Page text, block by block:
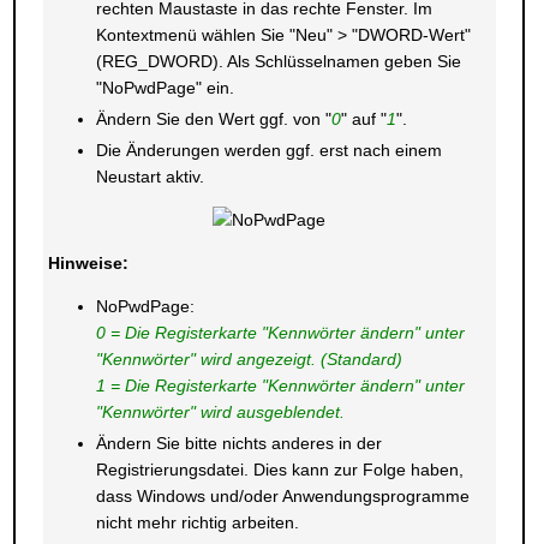
rechten Maustaste in das rechte Fenster. Im
Kontextmenü wählen Sie "Neu" > "DWORD-Wert"
(REG_DWORD). Als Schlüsselnamen geben Sie
"NoPwdPage" ein.
Ändern Sie den Wert ggf. von "0" auf "1".
Die Änderungen werden ggf. erst nach einem
Neustart aktiv.
Hinweise:
NoPwdPage:
0 = Die Registerkarte "Kennwörter ändern" unter
"Kennwörter" wird angezeigt. (Standard)
1 = Die Registerkarte "Kennwörter ändern" unter
"Kennwörter" wird ausgeblendet.
Ändern Sie bitte nichts anderes in der
Registrierungsdatei. Dies kann zur Folge haben,
dass Windows und/oder Anwendungsprogramme
nicht mehr richtig arbeiten.